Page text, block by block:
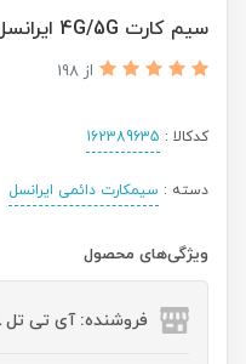
سیم کارت 4G/5G ایرانسل دائمی 09022404262
از 198
کدکالا : 162389635
دسته : سیمکارت دائمی ایرانسل
ویژگی‌های محصول
فروشنده: آی تی تل I.T.TEL